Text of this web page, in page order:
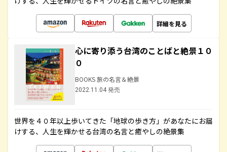
詳細を見る
心に寄り添う台湾のことばと絶景１０
０
BOOKS 旅の名言＆絶景
2022.11.04 発売
世界を４０年以上歩いてきた「地球の歩き方」があなたにお届
けする、人生を輝かせる台湾の名言と癒やしの絶景集